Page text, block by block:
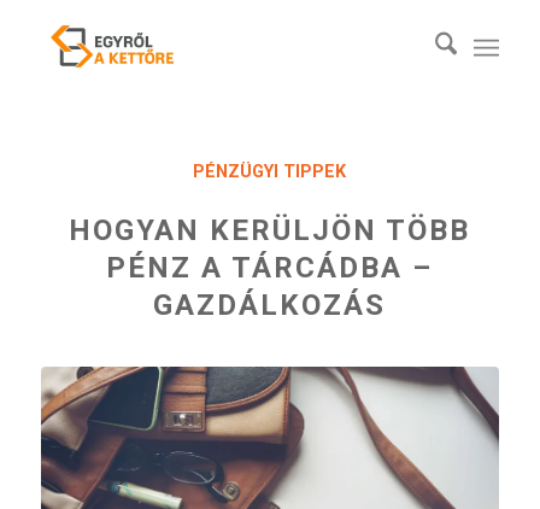
PÉNZÜGYI TIPPEK
HOGYAN KERÜLJÖN TÖBB
PÉNZ A TÁRCÁDBA –
GAZDÁLKOZÁS